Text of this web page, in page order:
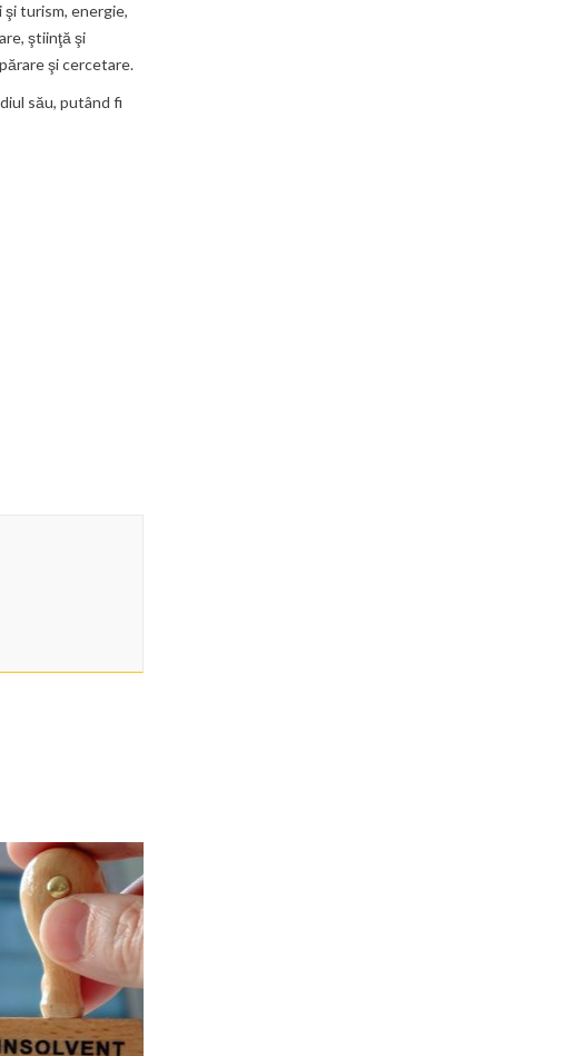
turism, energie,
ştiinţă şi
şi cercetare.
său, putând fi